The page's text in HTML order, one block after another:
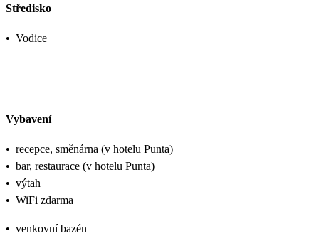
Středisko
• Vodice
Vybavení
• recepce, směnárna (v hotelu Punta)
• bar, restaurace (v hotelu Punta)
• výtah
• WiFi zdarma
• venkovní bazén